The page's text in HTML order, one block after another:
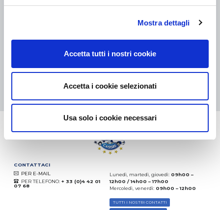
Mostra dettagli
Accetta tutti i nostri cookie
Accetta i cookie selezionati
Usa solo i cookie necessari
EXPRESS, DPD
COMPANY
Eccellente:4.5/5
(dal 2018)
CONTATTACI
PER E-MAIL
PER TELEFONO: + 33 (0)4 42 01
07 68
Lunedì, martedì, giovedì: 09h00 –
12h00 / 14h00 – 17h00
Mercoledì, venerdì: 09h00 – 12h00
TUTTI I NOSTRI CONTATTI